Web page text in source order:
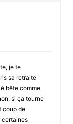
je te
sa retraite
bête comme
si ça tourne
coup de
certaines